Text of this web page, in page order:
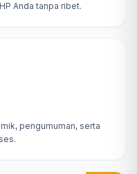
Anda tanpa ribet.
pengumuman, serta